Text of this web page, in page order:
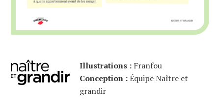
Illustrations : Franfou
Conception :Équipe Naître et
grandir